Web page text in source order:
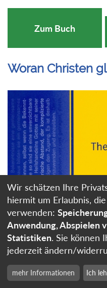
Zum Buch
Woran Christen
Wir schätzen Ihre
hiermit um Erlaubnis,
verwenden:
Anwendung, Abspielen
Statistiken. Sie können
jederzeit ändern/
mehr Informationen Ich